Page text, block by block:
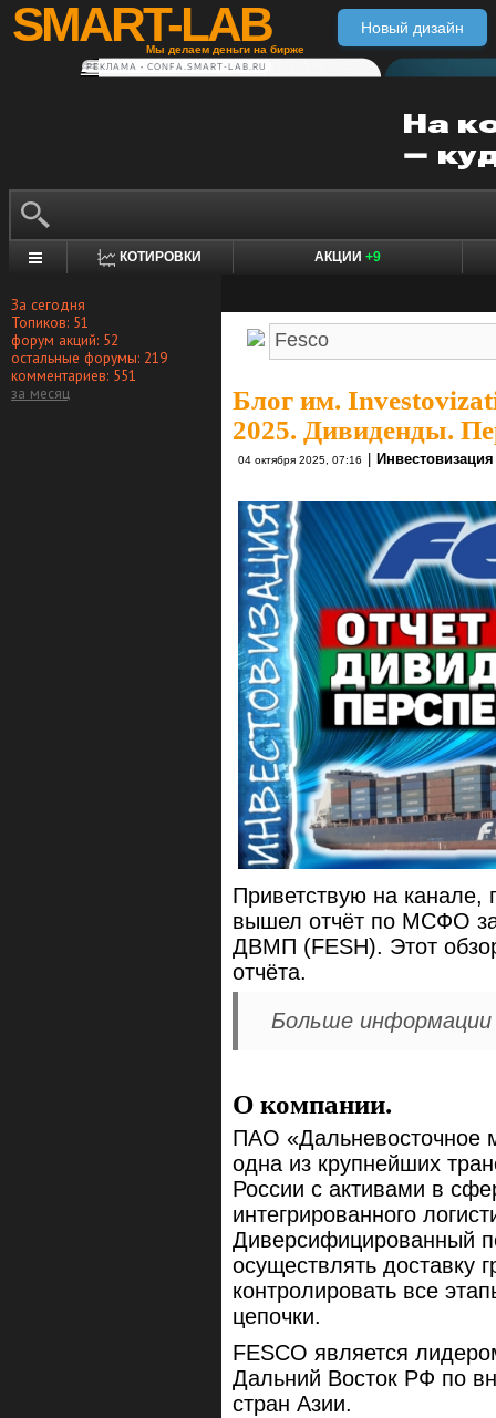
SMART-LAB
Мы делаем деньги на бирже
Новый дизайн
РЕКЛАМА • CONFA.SMART-LAB.RU
КОТИРОВКИ АКЦИИ +9
За сегодня
Топиков: 51
форум акций: 52
остальные форумы: 219
комментариев: 551
за месяц
Блог им.
2025. Дивиденды.
04 октября 2025, 07:16 Инвестовизация
Приветствую на
вышел отчёт по МСФО за
ДВМП (FESH). Этот
отчёта.
Больше информации
О компании.
ПАО «Дальневосточное
одна из крупнейших
России с активами в
интегрированного
Диверсифицированный
осуществлять доставку
контролировать все
цепочки.
FESCO является
Дальний Восток РФ по
стран Азии.